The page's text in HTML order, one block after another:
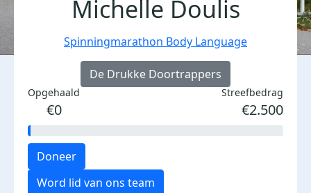
Michelle Doulis
Spinningmarathon Body Language
De Drukke Doortrappers
Opgehaald
€0
Streefbedrag
€2.500
Doneer
Word lid van ons team